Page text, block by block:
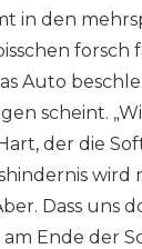
in den
forsch
Auto
scheint.
der die
Dass uns
Ende der